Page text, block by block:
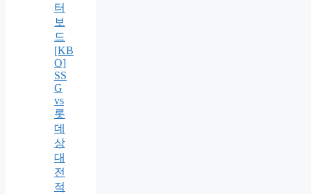
터
보
드
[KB
O]
SS
G
vs
롯
데
상
대
전
적